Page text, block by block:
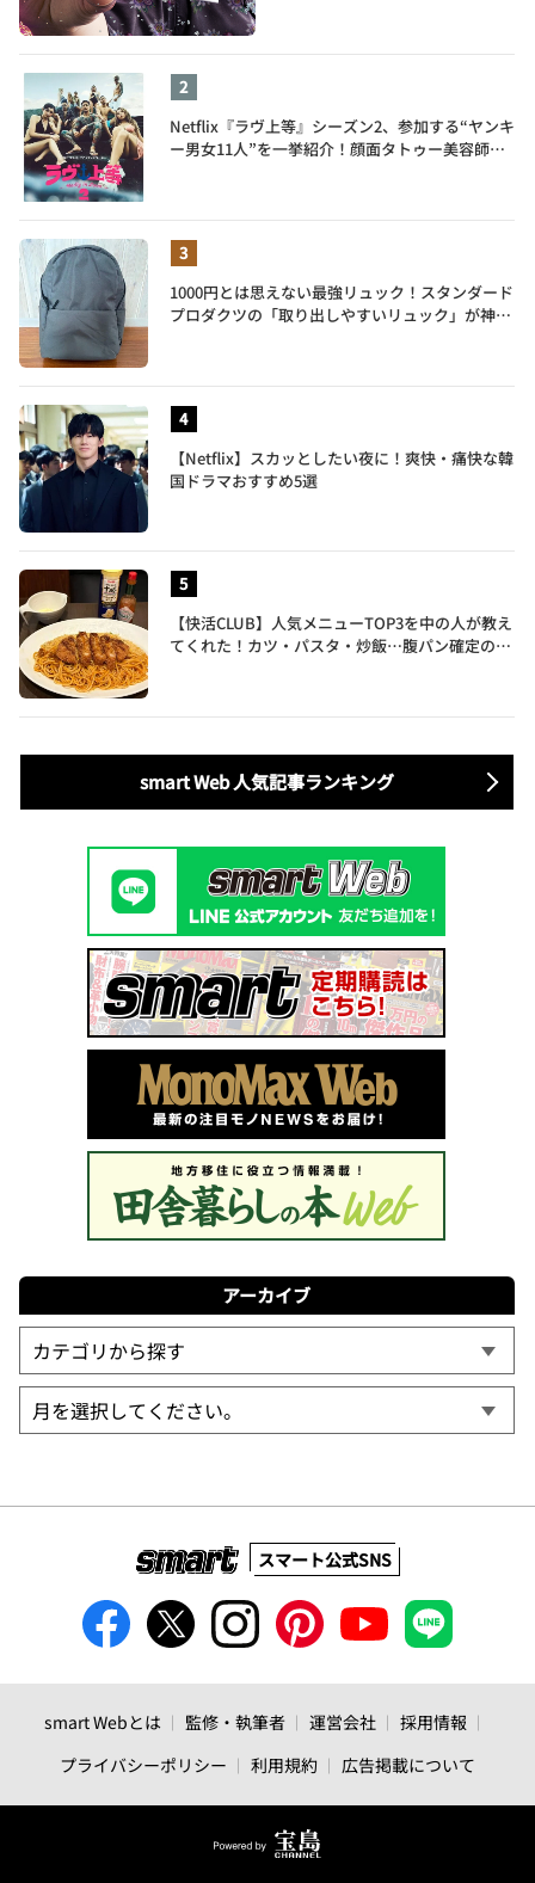
Netflix『ラヴ上等』シーズン2、参加する“ヤンキ
ー男女11人”を一挙紹介！顔面タトゥー美容師、
1000円とは思えない最強リュック！スタンダード
プロダクツの「取り出しやすいリュック」が神す
【Netflix】スカッとしたい夜に！爽快・痛快な韓
国ドラマおすすめ5選
【快活CLUB】人気メニューTOP3を中の人が教え
てくれた！カツ・パスタ・炒飯…腹パン確定のガ
smart Web 人気記事ランキング
アーカイブ
スマート公式SNS
smart Webとは 監修・執筆者 運営会社
採用情報
プライバシーポリシー
利用規約 広告掲載について